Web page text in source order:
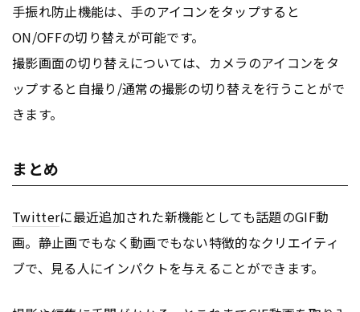
手振れ防止機能は、手のアイコンをタップすると
ON/OFFの切り替えが可能です。
撮影画面の切り替えについては、カメラのアイコンをタ
ップすると自撮り/通常の撮影の切り替えを行うことがで
きます。
まとめ
Twitterに最近追加された新機能としても話題のGIF動
画。静止画でもなく動画でもない特徴的なクリエイティ
ブで、見る人にインパクトを与えることができます。